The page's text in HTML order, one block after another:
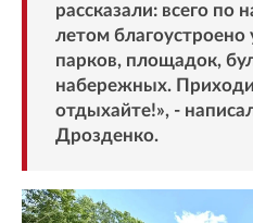
рассказали: всего по
летом благоустроено
парков, площадок,
набережных.
отдыхайте!», -
Дрозденко.